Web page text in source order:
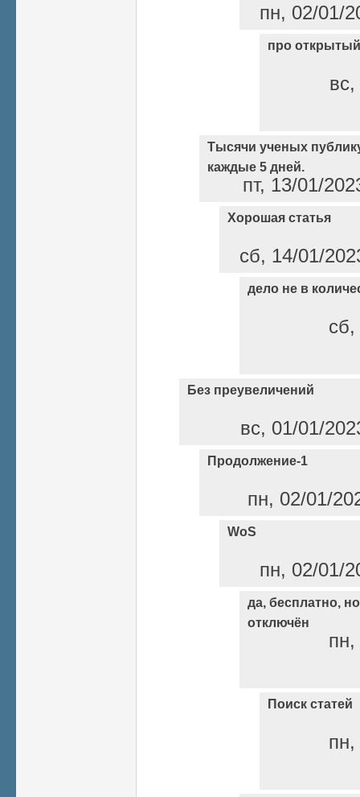
пн, 02/01/
про
Тысячи ученых
каждые 5 дней.
пт, 13/01/
Хорошая статья
сб, 14/01/
дело не в
Без преувеличений
вс, 01/01/
Продолжение-1
пн, 02/01/
WoS
пн, 02/01/
да, бесплатно,
отключён
Поиск статей